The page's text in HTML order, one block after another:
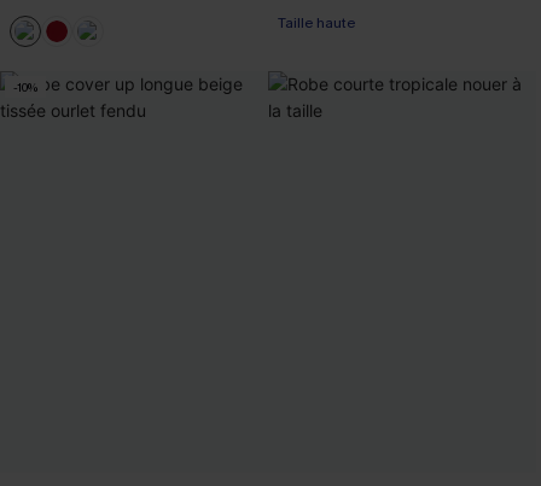
Taille haute
-10%